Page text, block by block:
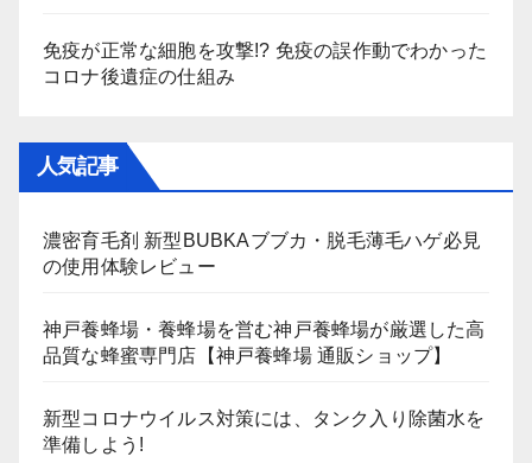
免疫が正常な細胞を攻撃!? 免疫の誤作動でわかった
コロナ後遺症の仕組み
人気記事
濃密育毛剤 新型BUBKAブブカ・脱毛薄毛ハゲ必見
の使用体験レビュー
神戸養蜂場・養蜂場を営む神戸養蜂場が厳選した高
品質な蜂蜜専門店【神戸養蜂場 通販ショップ】
新型コロナウイルス対策には、タンク入り除菌水を
準備しよう!